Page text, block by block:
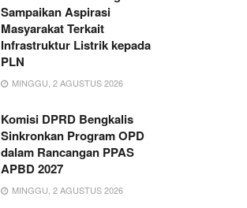
Sampaikan Aspirasi
Masyarakat Terkait
Infrastruktur Listrik kepada
PLN
MINGGU, 2 AGUSTUS 2026
Komisi DPRD Bengkalis
Sinkronkan Program OPD
dalam Rancangan PPAS
APBD 2027
MINGGU, 2 AGUSTUS 2026